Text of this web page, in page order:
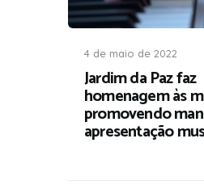
4 de maio de 2022
Jardim da Paz faz
homenagem às
promovendo
apresentação